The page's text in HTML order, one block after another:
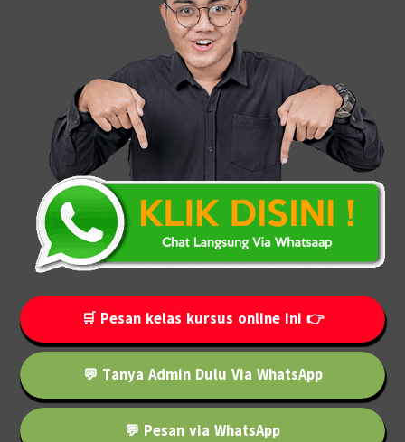
🛒 Pesan kelas kursus online ini 👉
💬 Tanya Admin Dulu Via WhatsApp
💬 Pesan via WhatsApp